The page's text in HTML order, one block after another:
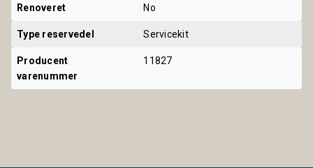
Renoveret No
Type reservedel Servicekit
Producent
varenummer
11827